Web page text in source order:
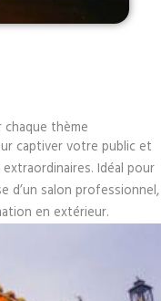
chaque thème
captiver votre public et
Idéal pour
d’un salon professionnel,
en extérieur.